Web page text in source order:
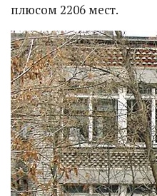
плюсом 2206 мест.